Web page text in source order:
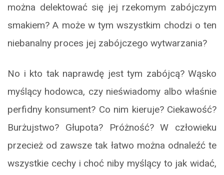
można delektować się jej rzekomym zabójczym
smakiem? A może w tym wszystkim chodzi o ten
niebanalny proces jej zabójczego wytwarzania?
No i kto tak naprawdę jest tym zabójcą? Wąsko
myślący hodowca, czy nieświadomy albo właśnie
perfidny konsument? Co nim kieruje? Ciekawość?
Burżujstwo? Głupota? Próżność? W człowieku
przecież od zawsze tak łatwo można odnaleźć te
wszystkie cechy i choć niby myślący to jak widać,